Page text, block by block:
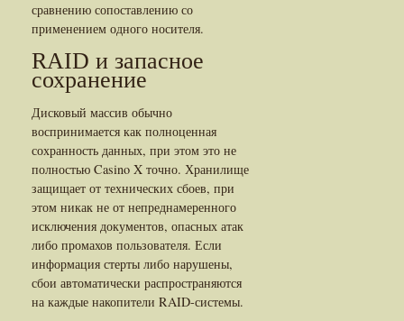
сравнению сопоставлению со
применением одного носителя.
RAID и запасное
сохранение
Дисковый массив обычно
воспринимается как полноценная
сохранность данных, при этом это не
полностью Casino X точно. Хранилище
защищает от технических сбоев, при
этом никак не от непреднамеренного
исключения документов, опасных атак
либо промахов пользователя. Если
информация стерты либо нарушены,
сбои автоматически распространяются
на каждые накопители RAID-системы.